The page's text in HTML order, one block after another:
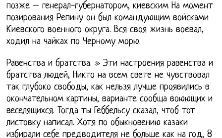
позже – генерал-губернатором, киевским На момент
позирования Репину он был командующим войсками
Киевского военного округа. Вся своя жизнь воевал,
ходил на чайках по Черному морю.
Равенства и братства. » Эти настроения равенства и
братства людей, Никто на всем свете не чувствовал
так глубоко свободы, как нельзя лучше проявились в
окончательном картины, варианте сообща воюющих и
веселящихся. Тогда ты Геббельсу сказал, чтоб тот
листовку написал. Хотя по обыкновению казаки
избирали себе предводителя не больше как на год, 8